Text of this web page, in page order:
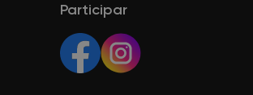
Participar